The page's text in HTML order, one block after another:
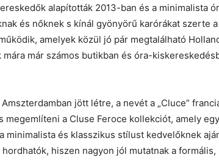
alapították 2013-ban és a minimalista
és nőknek s kínál gyönyörű karórákat szerte
amelyek közül jó pár megtalálható
mára már számos butikban és óra-
Amszterdamban jött létre, a nevét a „Cluce”
megemlíteni a Cluse Feroce kollekciót, amely
minimalista és klasszikus stílust kedvelőknek
hiszen nagyon jól mutatnak a